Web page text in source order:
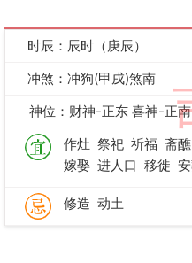
时辰：辰时（庚辰）
冲煞：冲狗(甲戌)煞南
神位：财神-正东 喜神-正
作灶 祭祀 祈福 斋醮
嫁娶 进人口 移徙
修造 动土